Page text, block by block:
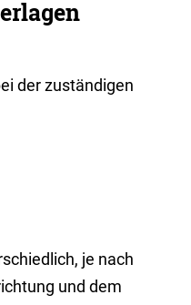
der zuständigen
je nach
und dem